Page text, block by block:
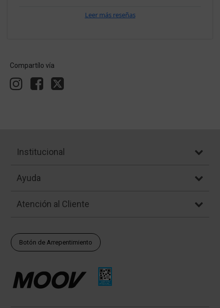
Leer más reseñas
Compartílo vía
Institucional
Ayuda
Atención al Cliente
Botón de Arrepentimiento